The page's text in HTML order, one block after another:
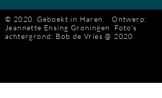
© 2020 Geboekt in Haren.Ontwerp:
Jeannette Ensing Groningen Foto's
achtergrond: Bob de Vries@ 2020